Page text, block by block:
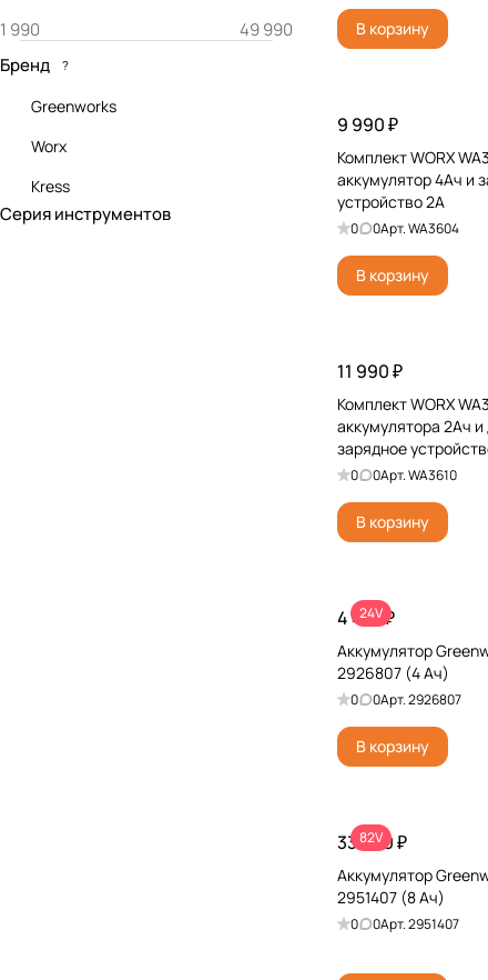
В корзину
9 990 ₽
Комплект WORX
аккумулятор 4Ач и
устройство 2А
0 0Арт.WA3604
В корзину
11 990 ₽
Комплект WORX
аккумулятора 2Ач
зарядное
0 0Арт.WA3610
В корзину
24V
4 491 ₽
Аккумулятор
2926807 (4 Ач)
0 0Арт.2926807
В корзину
82V
33 990 ₽
Аккумулятор
2951407 (8 Ач)
0 0Арт.2951407
Бренд ?
Greenworks
Worx
Kress
Серия инструментов